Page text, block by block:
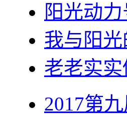
阳光动
我与阳
老老实
2017第